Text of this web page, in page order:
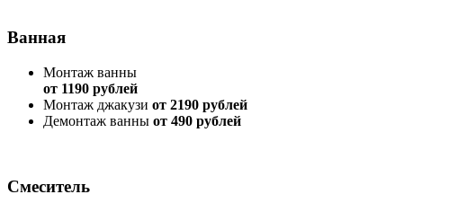
Ванная
Монтаж ванны
от 1190 рублей
Монтаж джакузи от 2190 рублей
Демонтаж ванны от 490 рублей
Смеситель